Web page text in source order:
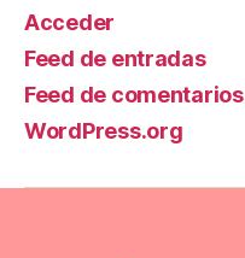
Acceder
Feed de entradas
Feed de comentarios
WordPress.org